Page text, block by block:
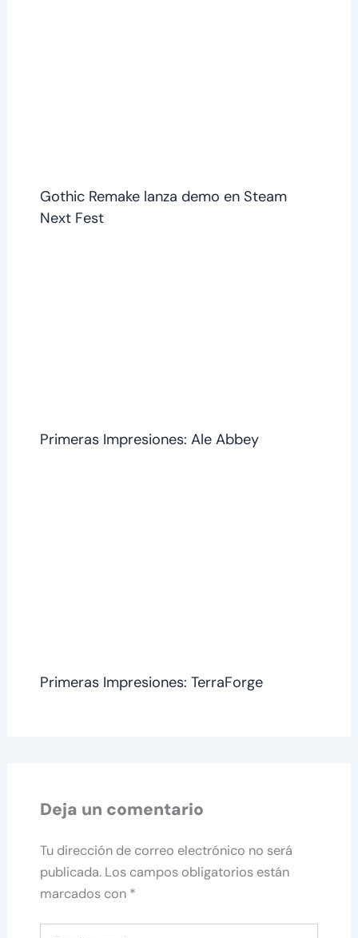
Gothic Remake lanza demo en Steam
Next Fest
Primeras Impresiones: Ale Abbey
Primeras Impresiones: TerraForge
Deja un comentario
Tu dirección de correo electrónico no será
publicada. Los campos obligatorios están
marcados con *